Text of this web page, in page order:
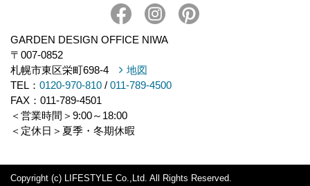
GARDEN DESIGN OFFICE NIWA
〒007-0852
札幌市東区栄町698-4
地図
TEL： 0120-970-810 / 011-789-4500
FAX：011-789-4501
＜営業時間＞9:00～18:00
＜定休日＞夏季・冬期休暇
Copyright (c) LIFESTYLE Co.,Ltd. All Rights Reserved.